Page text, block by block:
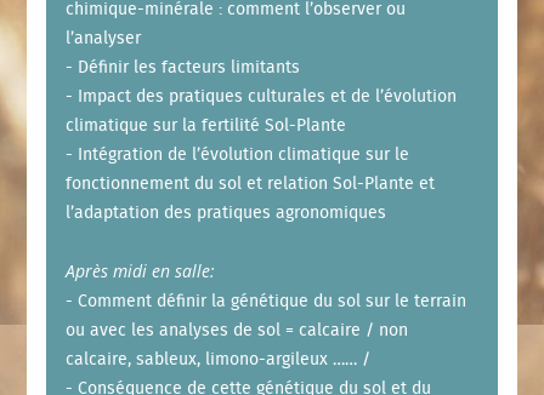
chimique-minérale : comment l’observer ou
l’analyser
- Définir les facteurs limitants
- Impact des pratiques culturales et de l’évolution
climatique sur la fertilité Sol-Plante
- Intégration de l’évolution climatique sur le
fonctionnement du sol et relation Sol-Plante et
l’adaptation des pratiques agronomiques
Après midi en salle:
- Comment définir la génétique du sol sur le terrain
ou avec les analyses de sol = calcaire / non
calcaire, sableux, limono-argileux …… /
- Conséquence de cette génétique du sol et du